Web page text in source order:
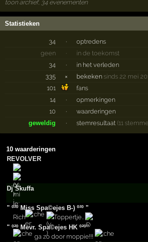
toon archief, 34 evenementen
Statistieken
34 ·
optredens
geen
·
in de toekomst
34
·
in het verleden
335
× bekeken sinds 22 mei
101
fans
14
·
opmerkingen
10
·
waarderingen
geweldig
· stemresultaat (11
10 waarderingen
REVOLVER
Dj Skuffa
.
"­ º²º Miss Spa©ejes B-) º²º "­
Rich
Toppertje..
"­ º²º Mevr.­ Spa©ejes HK º²º''
ga zo door moppie!!!